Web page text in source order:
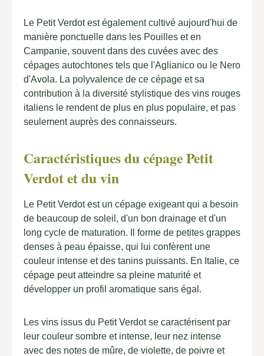
Le Petit Verdot est également cultivé aujourd'hui de
manière ponctuelle dans les Pouilles et en
Campanie, souvent dans des cuvées avec des
cépages autochtones tels que l'Aglianico ou le Nero
d'Avola. La polyvalence de ce cépage et sa
contribution à la diversité stylistique des vins rouges
italiens le rendent de plus en plus populaire, et pas
seulement auprès des connaisseurs.
Caractéristiques du cépage Petit
Verdot et du vin
Le Petit Verdot est un cépage exigeant qui a besoin
de beaucoup de soleil, d'un bon drainage et d'un
long cycle de maturation. Il forme de petites grappes
denses à peau épaisse, qui lui confèrent une
couleur intense et des tanins puissants. En Italie, ce
cépage peut atteindre sa pleine maturité et
développer un profil aromatique sans égal.
Les vins issus du Petit Verdot se caractérisent par
leur couleur sombre et intense, leur nez intense
avec des notes de mûre, de violette, de poivre et